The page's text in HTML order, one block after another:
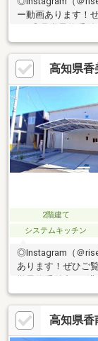
ー動画あります！
環境 ・並列駐車６
のオール電化住宅
開放感があり、プ
香美市立山田小学
校 自転車9分（約
高知県香
2階建て
システムキッチン
◎Instagram（＠
あります！ぜひご
ーポート2台分完
1日を通して光が
まで徒歩3分。コン
SIC、全室収納完
高知県香